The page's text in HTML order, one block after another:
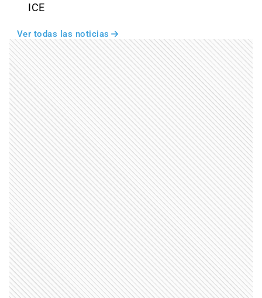
ICE
Ver todas las noticias